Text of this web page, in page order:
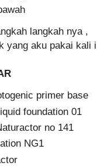
langkah nya ,
yang aku pakai kali
primer base
foundation 01
no 141
NG1